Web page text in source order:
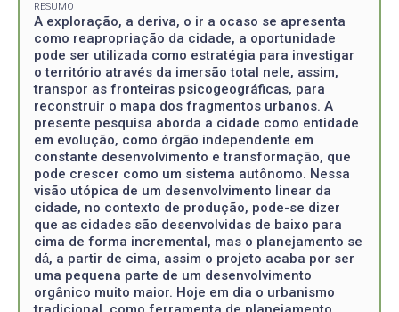
RESUMO
A exploração, a deriva, o ir a ocaso se apresenta
como reapropriação da cidade, a oportunidade
pode ser utilizada como estratégia para investigar
o território através da imersão total nele, assim,
transpor as fronteiras psicogeográficas, para
reconstruir o mapa dos fragmentos urbanos. A
presente pesquisa aborda a cidade como entidade
em evolução, como órgão independente em
constante desenvolvimento e transformação, que
pode crescer como um sistema autônomo. Nessa
visão utópica de um desenvolvimento linear da
cidade, no contexto de produção, pode-se dizer
que as cidades são desenvolvidas de baixo para
cima de forma incremental, mas o planejamento se
dá́, a partir de cima, assim o projeto acaba por ser
uma pequena parte de um desenvolvimento
orgânico muito maior. Hoje em dia o urbanismo